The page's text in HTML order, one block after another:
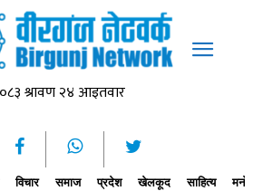
विचार समाज प्रदेश खेलकूद साहित्य